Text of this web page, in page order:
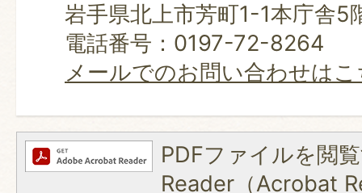
岩手県北上市芳町1-1本庁舎5
電話番号：0197-72-8264
メールでのお問い合わせは
PDFファイルを閲
Reader（Acrobat